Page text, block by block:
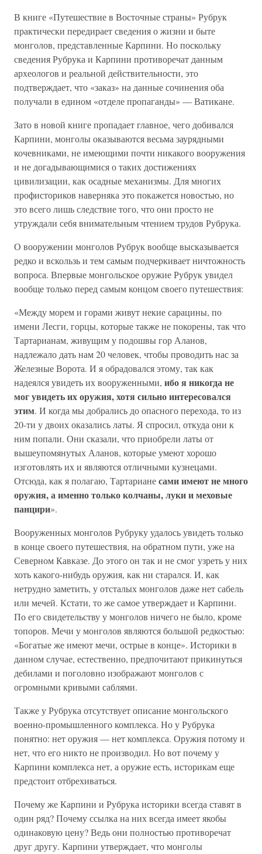
В книге «Путешествие в Восточные страны» Рубрук
практически передирает сведения о жизни и быте
монголов, представленные Карпини. Но поскольку
сведения Рубрука и Карпини противоречат данным
археологов и реальной действительности, это
подтверждает, что «заказ» на данные сочинения оба
получали в едином «отделе пропаганды» — Ватикане.
Зато в новой книге пропадает главное, чего добивался
Карпини, монголы оказываются весьма заурядными
кочевниками, не имеющими почти никакого вооружения
и не догадывающимися о таких достижениях
цивилизации, как осадные механизмы. Для многих
профисториков наверняка это покажется новостью, но
это всего лишь следствие того, что они просто не
утруждали себя внимательным чтением трудов Рубрука.
О вооружении монголов Рубрук вообще высказывается
редко и вскользь и тем самым подчеркивает ничтожность
вопроса. Впервые монгольское оружие Рубрук увидел
вообще только перед самым концом своего путешествия:
«Между морем и горами живут некие сарацины, по
имени Лесги, горцы, которые также не покорены, так что
Тартарианам, живущим у подошвы гор Аланов,
надлежало дать нам 20 человек, чтобы проводить нас за
Железные Ворота. И я обрадовался этому, так как
надеялся увидеть их вооруженными, ибо я никогда не
мог увидеть их оружия, хотя сильно интересовался
этим. И когда мы добрались до опасного перехода, то из
20-ти у двоих оказались латы. Я спросил, откуда они к
ним попали. Они сказали, что приобрели латы от
вышеупомянутых Аланов, которые умеют хорошо
изготовлять их и являются отличными кузнецами.
Отсюда, как я полагаю, Тартарианесами имеют не много
оружия, а именно только колчаны, луки и меховые
панцири».
Вооруженных монголов Рубруку удалось увидеть только
в конце своего путешествия, на обратном пути, уже на
Северном Кавказе. До этого он так и не смог узреть у них
хоть какого-нибудь оружия, как ни старался. И, как
нетрудно заметить, у отсталых монголов даже нет сабель
или мечей. Кстати, то же самое утверждает и Карпини.
По его свидетельству у монголов ничего не было, кроме
топоров. Мечи у монголов являются большой редкостью:
«Богатые же имеют мечи, острые в конце». Историки в
данном случае, естественно, предпочитают прикинуться
дебилами и поголовно изображают монголов с
огромными кривыми саблями.
Также у Рубрука отсутствует описание монгольского
военно-промышленного комплекса. Но у Рубрука
понятно: нет оружия — нет комплекса. Оружия потому и
нет, что его никто не производил. Но вот почему у
Карпини комплекса нет, а оружие есть, историкам еще
предстоит отбрехиваться.
Почему же Карпини и Рубрука историки всегда ставят в
один ряд? Почему ссылка на них всегда имеет якобы
одинаковую цену? Ведь они полностью противоречат
друг другу. Карпини утверждает, что монголы